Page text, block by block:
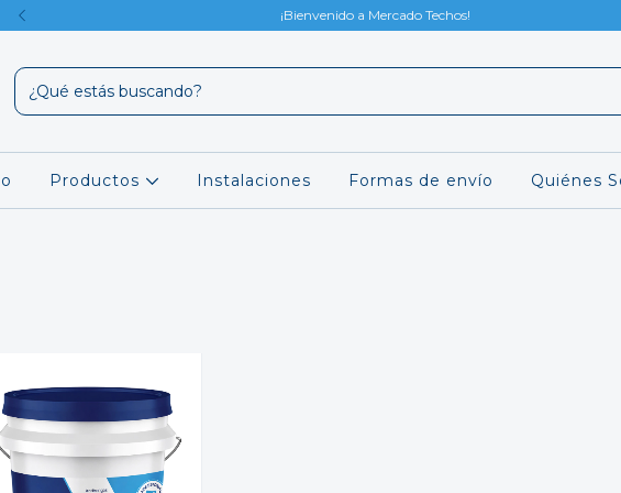
¡Bienvenido a Mercado Techos!
Productos Instalaciones Formas de envío Quiénes